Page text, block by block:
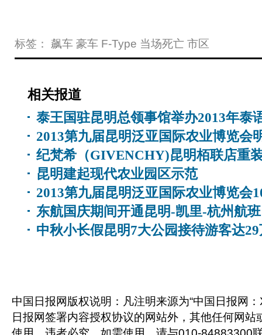
标签： 飙车 豪车 F-Type 当场死亡 市区
相关报道
泰王国驻昆明总领事馆举办2013年泰
2013第九届昆明泛亚国际农业博览会
纪梵希（GIVENCHY)昆明栢联店重
昆明建起现代农业园区示范
2013第九届昆明泛亚国际农业博览会
东航国庆期间开通昆明-凯里-杭州航班
中秋小长假昆明7大公园接待游客达
中国日报网版权说明：凡注明来源为“中国日报网
日报网签署内容授权协议的网站外，其他任何网